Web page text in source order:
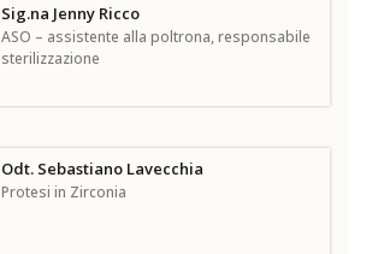
Sig.na Jenny Ricco
ASO – assistente alla poltrona, responsabile
sterilizzazione
Odt. Sebastiano Lavecchia
Protesi in Zirconia